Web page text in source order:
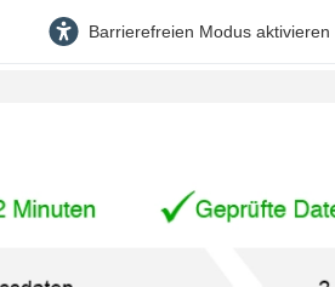
Barrierefreien Modus aktivieren